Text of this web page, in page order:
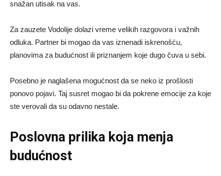
snažan utisak na vas.
Za zauzete Vodolije dolazi vreme velikih razgovora i važnih
odluka. Partner bi mogao da vas iznenadi iskrenošću,
planovima za budućnost ili priznanjem koje dugo čuva u sebi.
Posebno je naglašena mogućnost da se neko iz prošlosti
ponovo pojavi. Taj susret mogao bi da pokrene emocije za koje
ste verovali da su odavno nestale.
Poslovna prilika koja menja
budućnost